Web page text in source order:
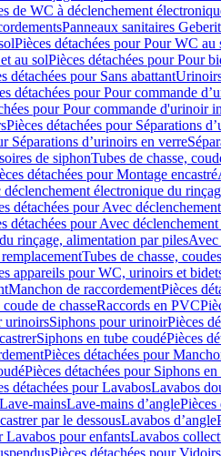
de WC à déclenchement
Panneaux sanitaires
Pièces détachées pour Pour WC au
au solPièces détachées pour Pour
détachées pour Sans abattant
détachées pour Pour commande
pour Pour commande d'urinoir
Pièces détachées pour Séparations
Séparations d’urinoirs en verre
de siphonTubes de chasse,
détachées pour Montage encastré
déclenchement électronique du
détachées pour Avec
détachées pour Avec
rinçage, alimentation par pilesAvec
Tubes de chasse,
appareils pour WC, urinoirs et
Manchon de raccordementPièces
de chasseRaccords en PVC
urinoirsSiphons pour urinoirPièces
Siphons en tube coudéPièces
Pièces détachées pour
Pièces détachées pour Siphons
détachées pour LavabosLavabos
mainsLave-mains d’anglePièces
par le dessousLavabos d’angle
Lavabos pour enfantsLavabos
Pièces détachées pour